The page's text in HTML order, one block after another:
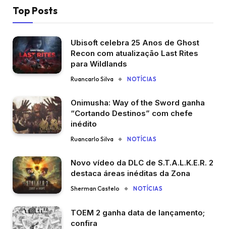
Top Posts
Ubisoft celebra 25 Anos de Ghost
Recon com atualização Last Rites
para Wildlands
Ruancarlo Silva NOTÍCIAS
Onimusha: Way of the Sword ganha
“Cortando Destinos” com chefe
inédito
Ruancarlo Silva NOTÍCIAS
Novo vídeo da DLC de S.T.A.L.K.E.R. 2
destaca áreas inéditas da Zona
Sherman Castelo NOTÍCIAS
TOEM 2 ganha data de lançamento;
confira